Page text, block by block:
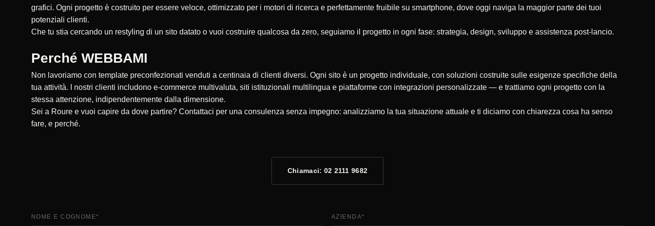
grafici. Ogni progetto è costruito per essere veloce, ottimizzato per i motori di ricerca e perfettamente fruibile su smartphone, dove oggi naviga la maggior parte dei tuoi
potenziali clienti.
Che tu stia cercando un restyling di un sito datato o vuoi costruire qualcosa da zero, seguiamo il progetto in ogni fase: strategia, design, sviluppo e assistenza post-lancio.
Perché WEBBAMI
Non lavoriamo con template preconfezionati venduti a centinaia di clienti diversi. Ogni sito è un progetto individuale, con soluzioni costruite sulle esigenze specifiche della
tua attività. I nostri clienti includono e-commerce multivaluta, siti istituzionali multilingua e piattaforme con integrazioni personalizzate — e trattiamo ogni progetto con la
stessa attenzione, indipendentemente dalla dimensione.
Sei a Roure e vuoi capire da dove partire? Contattaci per una consulenza senza impegno: analizziamo la tua situazione attuale e ti diciamo con chiarezza cosa ha senso
fare, e perché.
Chiamaci: 02 2111 9682
NOME E COGNOME* AZIENDA*